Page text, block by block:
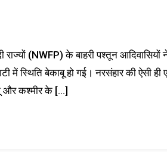
राज्यों (NWFP) के बाहरी पश्तून
में स्थिति बेकाबू हो गई। नरसंहार की ऐसी ही
और कश्मीर के […]